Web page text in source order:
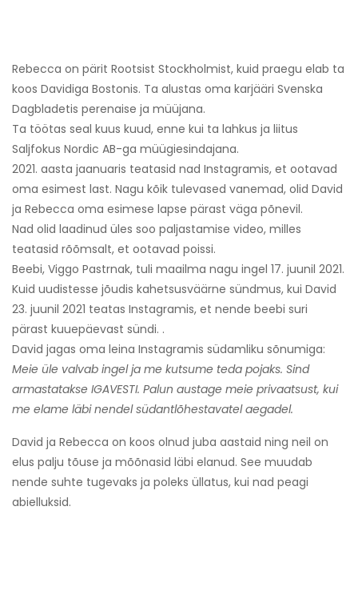
Rebecca on pärit Rootsist Stockholmist, kuid praegu elab ta
koos Davidiga Bostonis. Ta alustas oma karjääri Svenska
Dagbladetis perenaise ja müüjana.
Ta töötas seal kuus kuud, enne kui ta lahkus ja liitus
Saljfokus Nordic AB-ga müügiesindajana.
2021. aasta jaanuaris teatasid nad Instagramis, et ootavad
oma esimest last. Nagu kõik tulevased vanemad, olid David
ja Rebecca oma esimese lapse pärast väga põnevil.
Nad olid laadinud üles soo paljastamise video, milles
teatasid rõõmsalt, et ootavad poissi.
Beebi, Viggo Pastrnak, tuli maailma nagu ingel 17. juunil 2021.
Kuid uudistesse jõudis kahetsusväärne sündmus, kui David
23. juunil 2021 teatas Instagramis, et nende beebi suri
pärast kuuepäevast sündi. .
David jagas oma leina Instagramis südamliku sõnumiga:
Meie üle valvab ingel ja me kutsume teda pojaks. Sind
armastatakse IGAVESTI. Palun austage meie privaatsust, kui
me elame läbi nendel südantlõhestavatel aegadel.
David ja Rebecca on koos olnud juba aastaid ning neil on
elus palju tõuse ja mõõnasid läbi elanud. See muudab
nende suhte tugevaks ja poleks üllatus, kui nad peagi
abielluksid.